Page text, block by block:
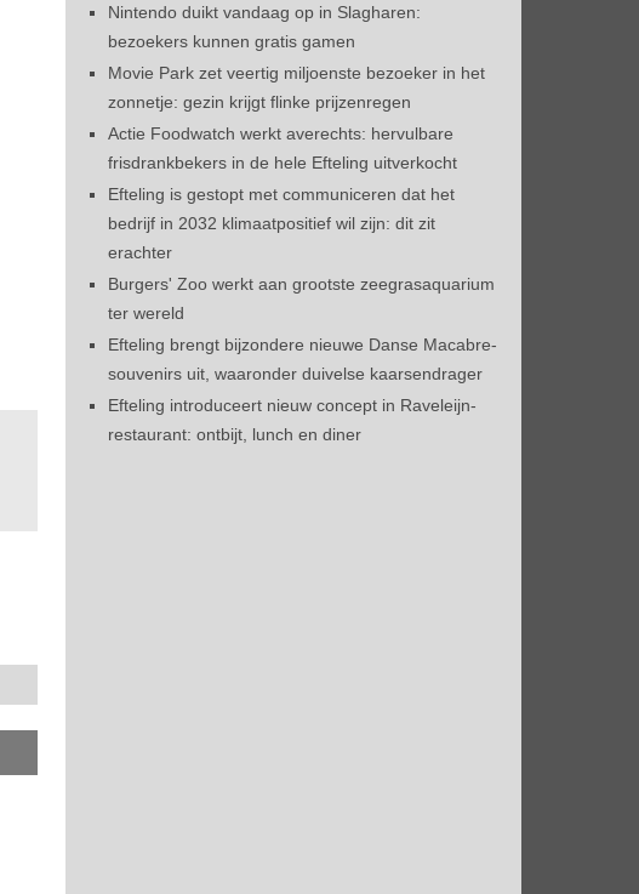
Nintendo duikt vandaag op in Slagharen:
bezoekers kunnen gratis gamen
Movie Park zet veertig miljoenste bezoeker in het
zonnetje: gezin krijgt flinke prijzenregen
Actie Foodwatch werkt averechts: hervulbare
frisdrankbekers in de hele Efteling uitverkocht
Efteling is gestopt met communiceren dat het
bedrijf in 2032 klimaatpositief wil zijn: dit zit
erachter
Burgers' Zoo werkt aan grootste zeegrasaquarium
ter wereld
Efteling brengt bijzondere nieuwe Danse Macabre-
souvenirs uit, waaronder duivelse kaarsendrager
Efteling introduceert nieuw concept in Raveleijn-
restaurant: ontbijt, lunch en diner